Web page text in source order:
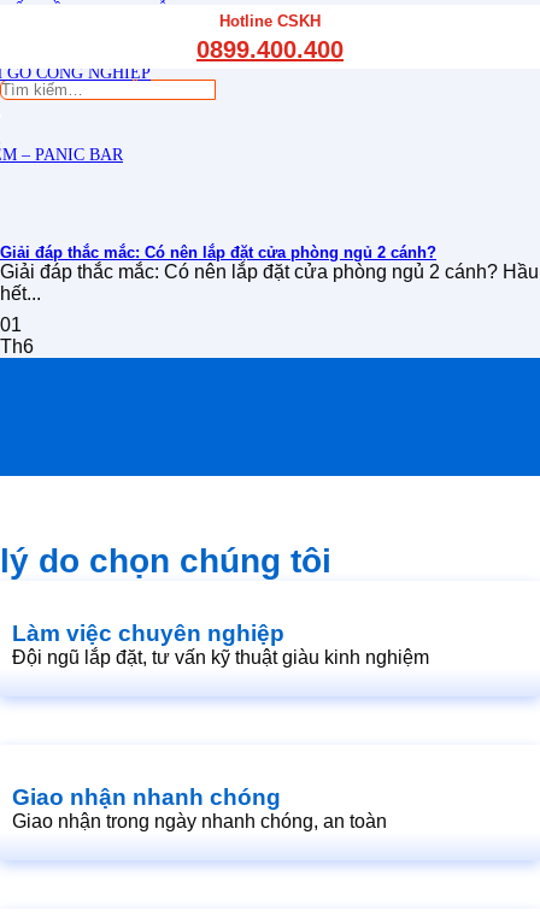
GỖ CÔNG NGHIỆP
– PANIC BAR
Hotline CSKH
0899.400.400
Tìm
Giải đáp thắc mắc: Có nên lắp đặt cửa phòng ngủ 2 cánh?
Giải đáp thắc mắc: Có nên lắp đặt cửa phòng ngủ 2 cánh? Hầu
hết...
01
Th6
lý do chọn chúng tôi
Làm việc chuyên nghiệp
Đội ngũ lắp đặt, tư vấn kỹ thuật giàu kinh nghiệm
Giao nhận nhanh chóng
Giao nhận trong ngày nhanh chóng, an toàn